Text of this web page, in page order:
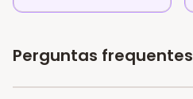
Perguntas frequentes